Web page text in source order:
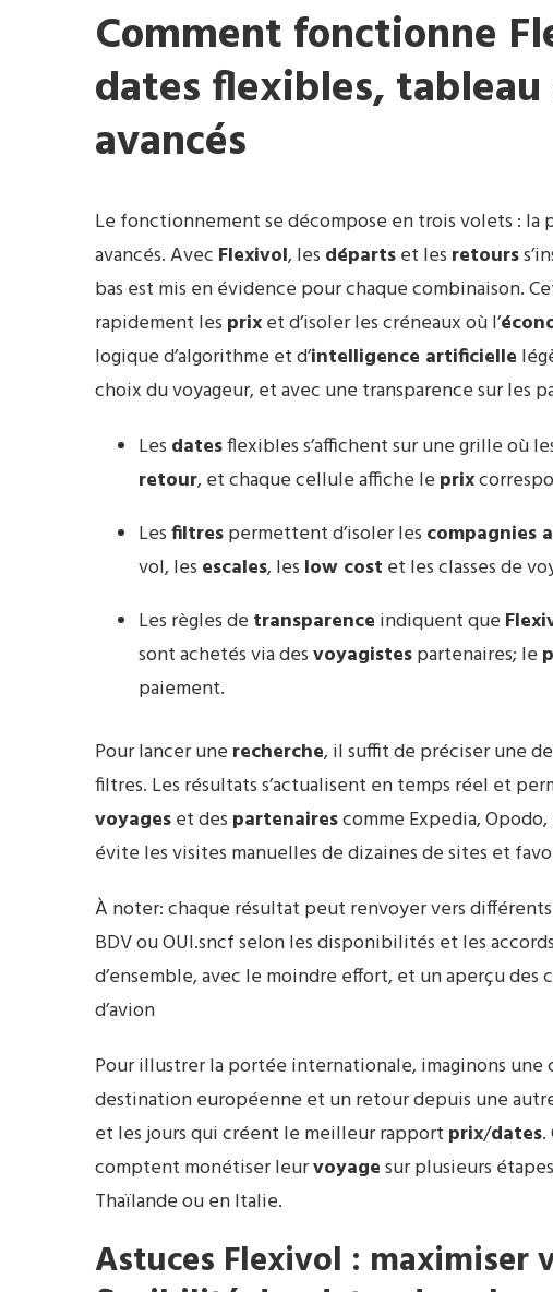
Comment fonctionne
dates flexibles,
avancés
Le fonctionnement se décompose en trois volets : la
avancés. Avec Flexivol, les départset les retours
bas est mis en évidence pour chaque combinaison.
rapidement les prixet d’isoler les créneaux où l’
logique d’algorithme et d’intelligence artificielle
choix du voyageur, et avec une transparence sur les
Les datesflexibles s’affichent sur une grille où
retour, et chaque cellule affiche le prix
Lesfiltrespermettent d’isoler les compagnies
vol, les escales, les low cost et les classes de
Les règles de transparence indiquent que
sont achetés via desvoyagistespartenaires; le
paiement.
Pour lancer une recherche, il suffit de préciser une
filtres. Les résultats s’actualisent en temps réel et
voyageset des partenairescomme Expedia,
évite les visites manuelles de dizaines de sites et
À noter: chaque résultat peut renvoyer vers différents
BDV ou OUI.sncf selon les disponibilités et les
d’ensemble, avec le moindre effort, et un aperçu
d’avion
Pour illustrer la portée internationale, imaginons une
destination européenne et un retour depuis une
et les jours qui créent le meilleur rapport prix/dates.
comptent monétiser leurvoyagesur plusieurs
Thaïlande ou en Italie.
Astuces Flexivol : maximiser